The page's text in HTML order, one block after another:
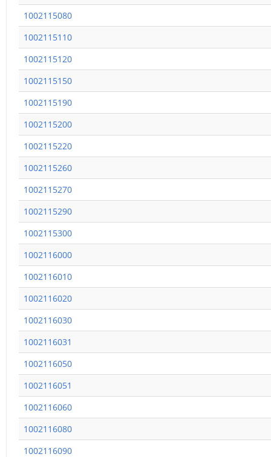
1002115080
1002115110
1002115120
1002115150
1002115190
1002115200
1002115220
1002115260
1002115270
1002115290
1002115300
1002116000
1002116010
1002116020
1002116030
1002116031
1002116050
1002116051
1002116060
1002116080
1002116090